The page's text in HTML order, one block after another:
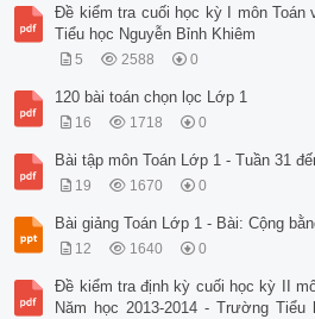
Đề kiểm tra cuối học kỳ I môn Toán
Tiểu học Nguyễn Bỉnh Khiêm
5 2588 0
120 bài toán chọn lọc Lớp 1
16 1718 0
Bài tập môn Toán Lớp 1 - Tuần 31
19 1670 0
Bài giảng Toán Lớp 1 - Bài: Cộng
12 1640 0
Đề kiểm tra định kỳ cuối học kỳ II
Năm học 2013-2014 - Trường Tiểu